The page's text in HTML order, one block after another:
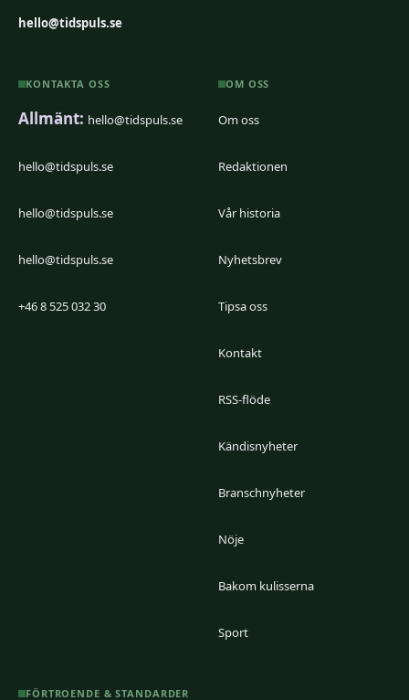
hello@tidspuls.se
KONTAKTA OSS
Allmänt: hello@tidspuls.se
hello@tidspuls.se
hello@tidspuls.se
hello@tidspuls.se
+46 8 525 032 30
OM OSS
Om oss
Redaktionen
Vår historia
Nyhetsbrev
Tipsa oss
Kontakt
RSS-flöde
Kändisnyheter
Branschnyheter
Nöje
Bakom kulisserna
Sport
FÖRTROENDE & STANDARDER